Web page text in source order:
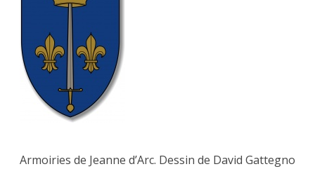
Armoiries de Jeanne d’Arc. Dessin de David Gattegno